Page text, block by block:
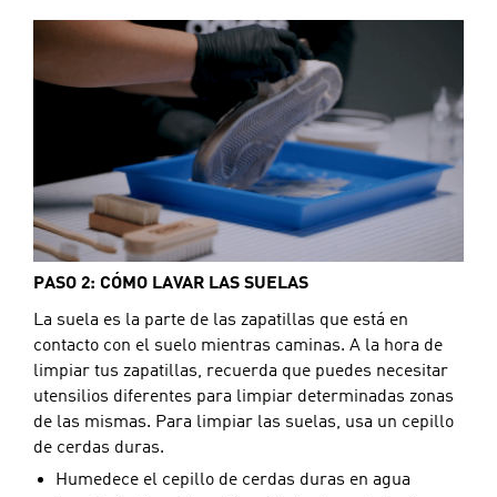
PASO 2: CÓMO LAVAR LAS SUELAS
La suela es la parte de las zapatillas que está en
contacto con el suelo mientras caminas. A la hora de
limpiar tus zapatillas, recuerda que puedes necesitar
utensilios diferentes para limpiar determinadas zonas
de las mismas. Para limpiar las suelas, usa un cepillo
de cerdas duras.
Humedece el cepillo de cerdas duras en agua